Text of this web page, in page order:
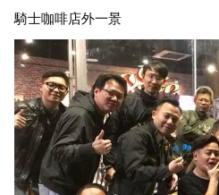
騎士咖啡店外一景